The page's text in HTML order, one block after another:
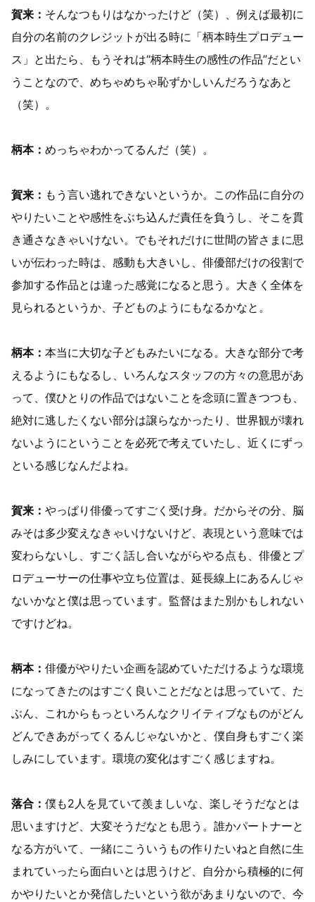
賀来： そんなつもりはなかったけど（笑）、例えば最初に
自分の名前のクレジットが出る時に「柄本時生プロデュー
ス」と出たら、もうそれは“柄本時生の感性の作品”だとい
うことなので、めちゃめちゃ恥ずかしいんだろうなあと
（笑）。
柄本： めっちゃわかってるんだ（笑）。
賀来： もう言い逃れできないというか。この作品に自分の
やりたいことや感性をぶち込んだ責任を負うし、そこを貫
き通さなきゃいけない。でもそれだけに世間の皆さまに思
いが伝わった時は、感動も大きいし、俳優部だけの役割で
参加する作品とは違った感覚になると思う。大きく全体を
見られるというか、子どものようにもなるかなと。
柄本： 本当に大切な子どもみたいになる。大きな部分で考
えるようにもなるし、いろんなスタッフの方々の意思があ
って、僕ひとりの作品ではないことを念頭に置きつつも、
絶対に逃したくない部分は譲らなかったり、世界観が壊れ
ないようにということを必死で考えていたし、近くにずっ
といる感じなんだよね。
賀来： やっぱり俳優ってすごく受け身。だからその分、脳
みそは多少変えなきゃいけないけど、表現という意味では
変わらないし、すごく話し合いながらやる点も、俳優とプ
ロデューサーの仕事や立ち位置は、延長線上にあるんじゃ
ないかなと僕は思っています。監督はまた別かもしれない
ですけどね。
柄本： 俳優がやりたい企画を認めていただけるような環境
になってきたのはすごく良いことだなとは思っていて、た
ぶん、これからもっといろんなクリイティブなものがどん
どんできあがってくるんじゃないかと、僕自身もすごく楽
しみにしています。環境の変化はすごく感じますね。
落合： 僕も2人を見ていて羨ましいな、楽しそうだなとは
思いますけど、大変そうだなとも思う。誰かパートナーと
なる方がいて、一緒にこういうもの作りたいねと自然に生
まれていったら面白いとは思うけど、自分から積極的に何
かやりたいとか発信したいという欲があまりないので、今